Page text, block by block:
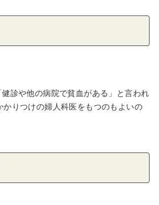
診や他の病院で貧血がある」と言われ
りつけの婦人科医をもつのもよいの